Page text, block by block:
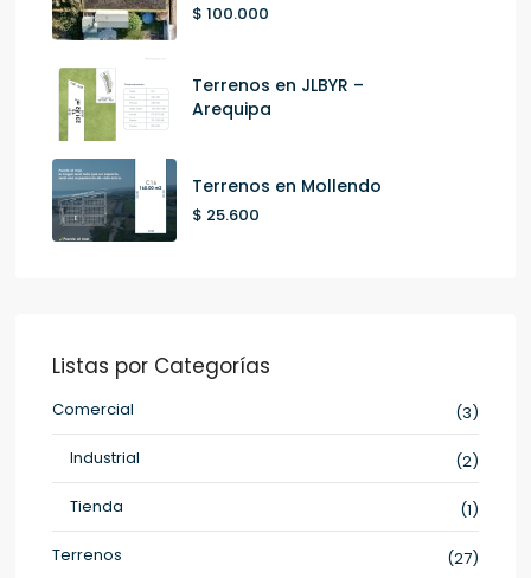
$ 100.000
Terrenos en JLBYR –
Arequipa
Terrenos en Mollendo
$ 25.600
Listas por Categorías
Comercial
(3)
Industrial
(2)
Tienda
(1)
Terrenos
(27)